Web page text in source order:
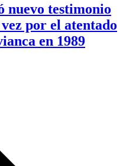
nuevo testimonio
por el atentado
en 1989